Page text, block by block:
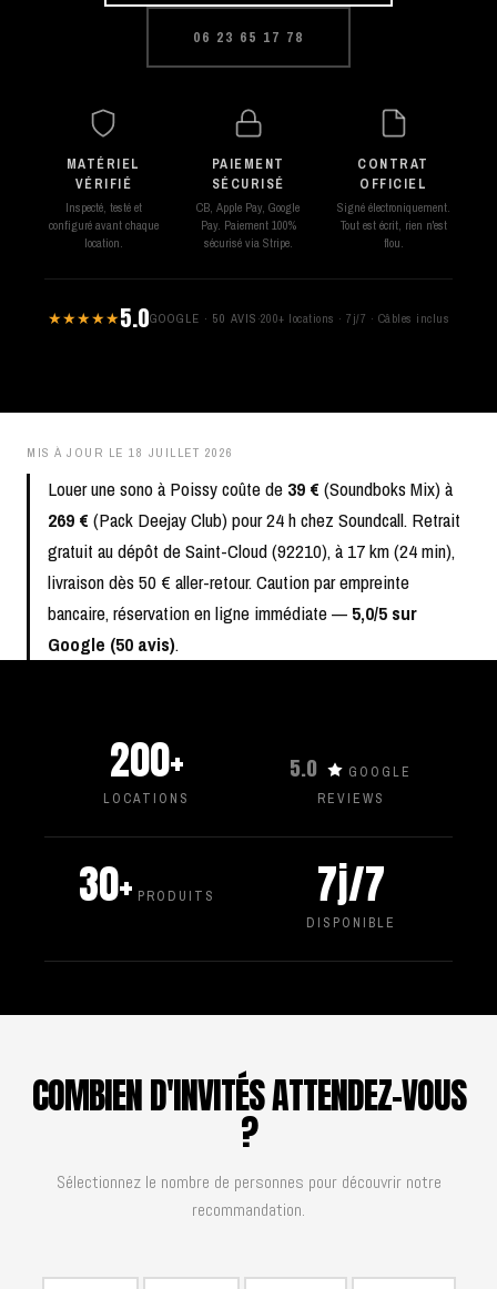
06 23 65 17 78
MATÉRIEL
VÉRIFIÉ
Inspecté, testé et
configuré avant chaque
location.
PAIEMENT
SÉCURISÉ
CB, Apple Pay, Google
Pay. Paiement 100%
sécurisé via Stripe.
CONTRAT
OFFICIEL
Signé électroniquement.
Tout est écrit, rien n'est
flou.
★★★★★5.0GOOGLE · 50 AVIS ·200+ locations · 7j/7 · Câbles inclus
MIS À JOUR LE 18 JUILLET 2026
Louer une sono à Poissy coûte de 39 € (Soundboks Mix) à
269 € (Pack Deejay Club) pour 24 h chez Soundcall. Retrait
gratuit au dépôt de Saint-Cloud (92210), à 17 km (24 min),
livraison dès 50 € aller-retour. Caution par empreinte
bancaire, réservation en ligne immédiate — 5,0/5 sur
Google (50 avis).
200+
LOCATIONS
5.0
GOOGLE
REVIEWS
30+ PRODUITS 7j/7
DISPONIBLE
COMBIEN D'INVITÉS ATTENDEZ-VOUS
?
Sélectionnez le nombre de personnes pour découvrir notre
recommandation.